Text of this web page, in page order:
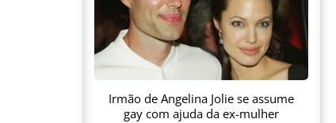
Irmão de Angelina Jolie se assume
gay com ajuda da ex-mulher